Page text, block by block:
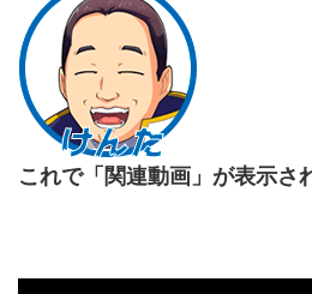
これで「関連動画」が表示さ